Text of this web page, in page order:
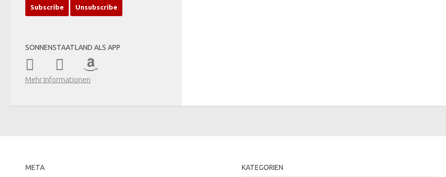
SONNENSTAATLAND ALS APP
Mehr Informationen
META KATEGORIEN